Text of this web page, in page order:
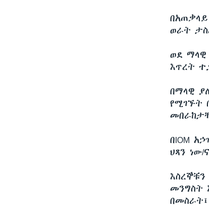
ወራት
ወደ
እጥረት
በማላዊ
የሚገኙት
በIOM
ህጻን ነው/
መንግስት